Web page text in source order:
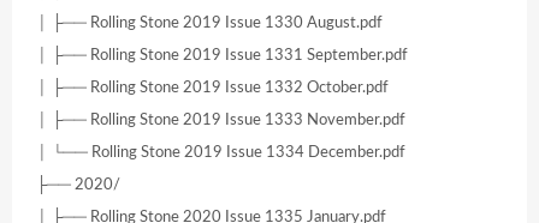
│ ├── Rolling Stone 2019 Issue 1330 August.pdf
│ ├── Rolling Stone 2019 Issue 1331 September.pdf
│ ├── Rolling Stone 2019 Issue 1332 October.pdf
│ ├── Rolling Stone 2019 Issue 1333 November.pdf
│ └── Rolling Stone 2019 Issue 1334 December.pdf
├── 2020/
│ ├── Rolling Stone 2020 Issue 1335 January.pdf